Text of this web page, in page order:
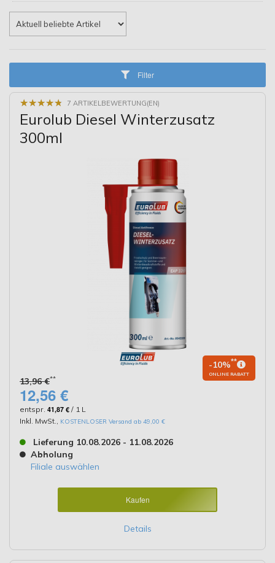
Filter
★★★★★
★★★★★ 7 ARTIKELBEWERTUNG(EN)
Eurolub Diesel Winterzusatz
300ml
13,96 €**
-10%**
ONLINE RABATT
12,56 €
entspr. 41,87 € / 1 L
Inkl. MwSt.
KOSTENLOSER Versand ab 49,00 €
Lieferung 10.08.2026 - 11.08.2026
Abholung
Filiale auswählen
Kaufen
Details